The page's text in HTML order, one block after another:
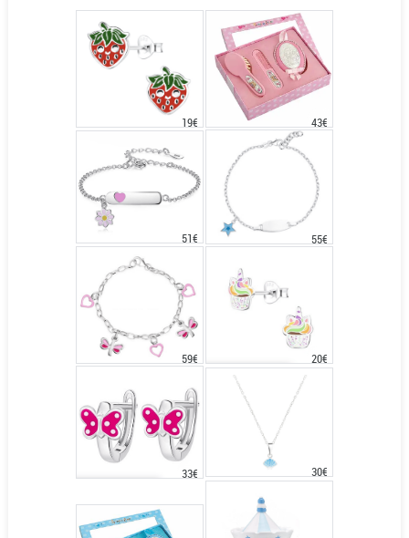
19€ 43€
51€ 55€
59€ 20€
33€ 30€